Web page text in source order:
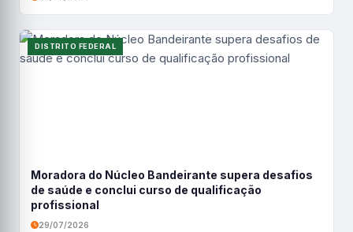
DISTRITO FEDERAL
Moradora do Núcleo Bandeirante supera desafios
de saúde e conclui curso de qualificação
profissional
29/07/2026